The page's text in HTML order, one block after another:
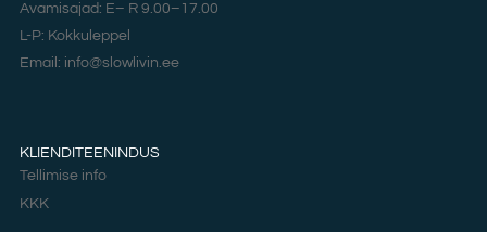
Avamisajad: E– R 9.00–17.00
L-P: Kokkuleppel
Email: info@slowlivin.ee
KLIENDITEENINDUS
Tellimise info
KKK